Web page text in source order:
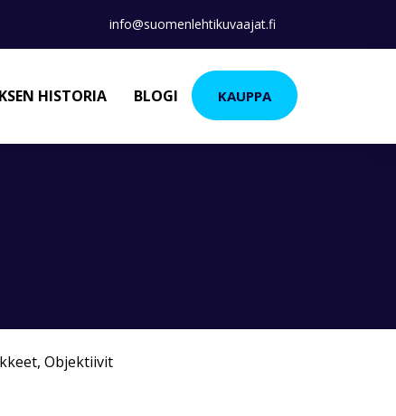
info@suomenlehtikuvaajat.fi
HISTORIA BLOGI KAUPPA
, Objektiivit